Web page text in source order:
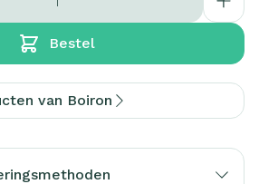
Bestel
van Boiron